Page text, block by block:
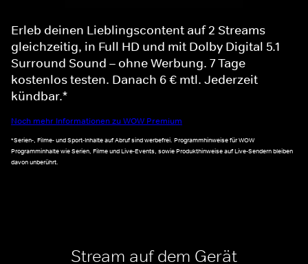
Erleb deinen Lieblingscontent auf 2 Streams
gleichzeitig, in Full HD und mit Dolby Digital 5.1
Surround Sound – ohne Werbung. 7 Tage
kostenlos testen. Danach 6 € mtl. Jederzeit
kündbar.*
Noch mehr Informationen zu WOW Premium
*Serien-, Filme- und Sport-Inhalte auf Abruf sind werbefrei. Programmhinweise für WOW
Programminhalte wie Serien, Filme und Live-Events, sowie Produkthinweise auf Live-Sendern bleiben
davon unberührt.
Stream auf dem Gerät